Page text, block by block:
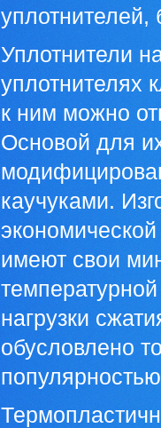
Уплотнители
уплотнителях
к ним можно
Основой для
каучуками.
имеют свои
нагрузки
обусловлено